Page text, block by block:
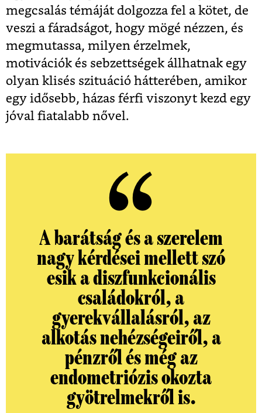
megcsalás témáját dolgozza fel a kötet, de
veszi a fáradságot, hogy mögé nézzen, és
megmutassa, milyen érzelmek,
motivációk és sebzettségek állhatnak egy
olyan klisés szituáció hátterében, amikor
egy idősebb, házas férfi viszonyt kezd egy
jóval fiatalabb nővel.
Abarátság és a szerelem
nagy kérdései mellett szó
esik a diszfunkcionális
családokról, a
gyerekvállalásról, az
alkotás nehézségeiről, a
pénzről és még az
endometriózis okozta
gyötrelmekről is.